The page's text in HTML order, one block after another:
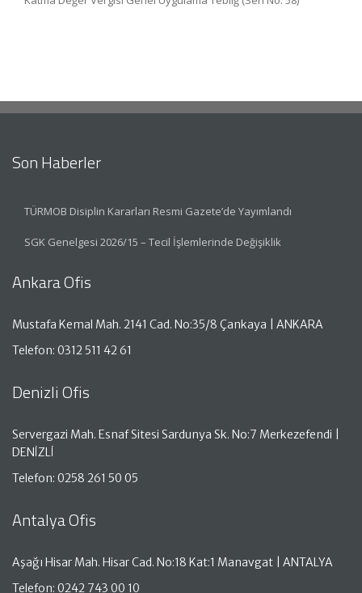
Son Haberler
TÜRMOB Disiplin Kararları Resmi Gazete’de Yayımlandı
SGK Genelgesi 2026/15 – Tecil İşlemlerinde Değişiklik
Ankara Ofis
Mustafa Kemal Mah. 2141 Cad. No:35/8 Çankaya | ANKARA
Telefon: 0312 511 42 61
Denizli Ofis
Servergazi Mah. Esnaf Sitesi Sardunya Sk. No:7 Merkezefendi |
DENİZLİ
Telefon: 0258 261 50 05
Antalya Ofis
Aşağı Hisar Mah. Hisar Cad. No:18 Kat:1 Manavgat | ANTALYA
Telefon: 0242 743 00 10